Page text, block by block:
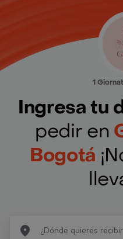
1
Ingresa tu
pedir en
Bogotá